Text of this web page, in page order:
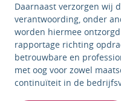
Daarnaast verzorgen wij
verantwoording, onder
worden hiermee
rapportage richting
betrouwbare en
met oog voor zowel
continuïteit in de